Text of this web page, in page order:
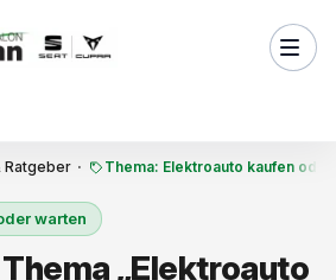
Ratgeber · Thema: Elektroauto kaufen
warten
„Elektroauto